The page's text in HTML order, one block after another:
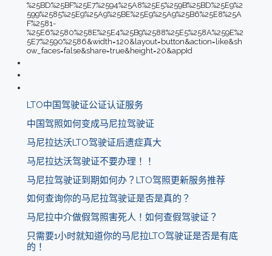
%25BD%25BF%25E7%2594%25A8%25E5%259B%25BD%25E9%2
599%2585%25E9%25A9%25BE%25E9%25A9%25B6%25E8%25A
F%2581-
%25E6%2580%258E%25E4%25B9%2588%25E5%258A%259E%2
5E7%2590%2586&width=120&layout=button&action=like&sh
ow_faces=false&share=true&height=20&appId
LTO中国驾驶证公证认证服务
中国驾照如何变成马尼拉驾驶证
马尼拉达沃LTO驾驶证后遗症真大
马尼拉达沃驾驶证不要办理！！
马尼拉驾驶证到期如何办？LTO驾照更新服务推荐
如何查询你的马尼拉驾驶证是否是真的？
马尼拉中介做假驾照害死人！如何查假驾驶证？
只需要1小时就知道你的马尼拉LTO驾驶证是否是有底
的！